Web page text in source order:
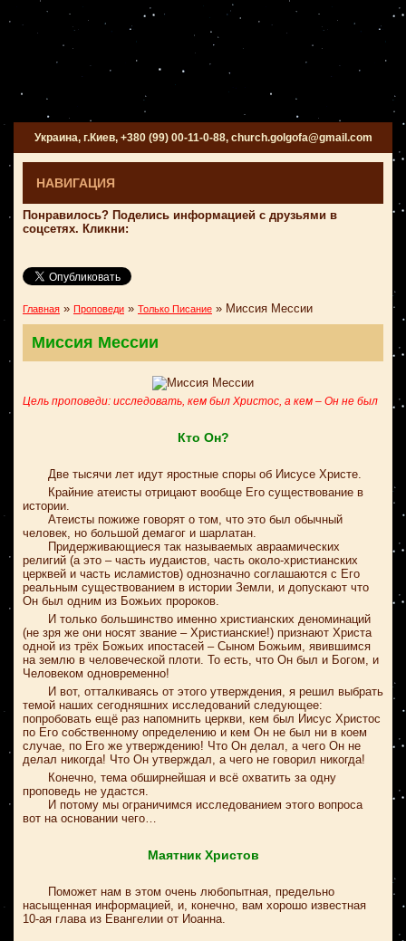
Украина, г.Киев, +380 (99) 00-11-0-88, church.golgofa@gmail.com
НАВИГАЦИЯ
Понравилось? Поделись информацией с друзьями в
соцсетях. Кликни:
Главная » Проповеди » Только Писание » Миссия Мессии
Миссия Мессии
Цель проповеди: исследовать, кем был Христос, а кем – Он не был
Кто Он?
Две тысячи лет идут яростные споры об Иисусе Христе.
Крайние атеисты отрицают вообще Его существование в
истории.
Атеисты пожиже говорят о том, что это был обычный
человек, но большой демагог и шарлатан.
Придерживающиеся так называемых авраамических
религий (а это – часть иудаистов, часть около-христианских
церквей и часть исламистов) однозначно соглашаются с Его
реальным существованием в истории Земли, и допускают что
Он был одним из Божьих пророков.
И только большинство именно христианских деноминаций
(не зря же они носят звание – Христианские!) признают Христа
одной из трёх Божьих ипостасей – Сыном Божьим, явившимся
на землю в человеческой плоти. То есть, что Он был и Богом, и
Человеком одновременно!
И вот, отталкиваясь от этого утверждения, я решил выбрать
темой наших сегодняшних исследований следующее:
попробовать ещё раз напомнить церкви, кем был Иисус Христос
по Его собственному определению и кем Он не был ни в коем
случае, по Его же утверждению! Что Он делал, а чего Он не
делал никогда! Что Он утверждал, а чего не говорил никогда!
Конечно, тема обширнейшая и всё охватить за одну
проповедь не удастся.
И потому мы ограничимся исследованием этого вопроса
вот на основании чего…
Маятник Христов
Поможет нам в этом очень любопытная, предельно
насыщенная информацией, и, конечно, вам хорошо известная
10-ая глава из Евангелии от Иоанна.